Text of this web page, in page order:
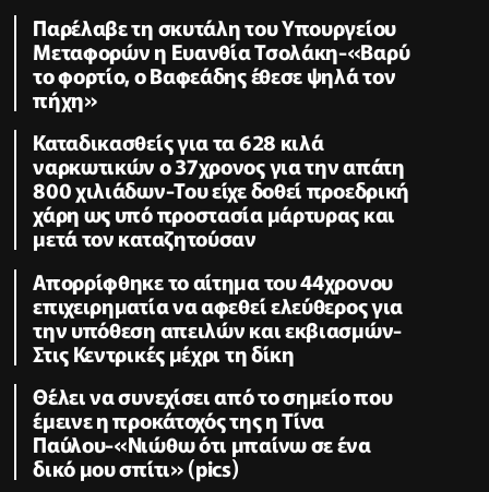
Παρέλαβε τη σκυτάλη του Υπουργείου
Μεταφορών η Ευανθία Τσολάκη-«Βαρύ
το φορτίο, ο Βαφεάδης έθεσε ψηλά τον
πήχη»
Καταδικασθείς για τα 628 κιλά
ναρκωτικών ο 37χρονος για την απάτη
800 χιλιάδων-Του είχε δοθεί προεδρική
χάρη ως υπό προστασία μάρτυρας και
μετά τον καταζητούσαν
Απορρίφθηκε το αίτημα του 44χρονου
επιχειρηματία να αφεθεί ελεύθερος για
την υπόθεση απειλών και εκβιασμών-
Στις Κεντρικές μέχρι τη δίκη
Θέλει να συνεχίσει από το σημείο που
έμεινε η προκάτοχός της η Τίνα
Παύλου-«Νιώθω ότι μπαίνω σε ένα
δικό μου σπίτι» (pics)